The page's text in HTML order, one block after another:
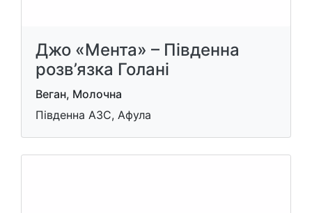
Джо «Мента» – Південна
розв’язка Голані
Веган, Молочна
Південна АЗС, Афула